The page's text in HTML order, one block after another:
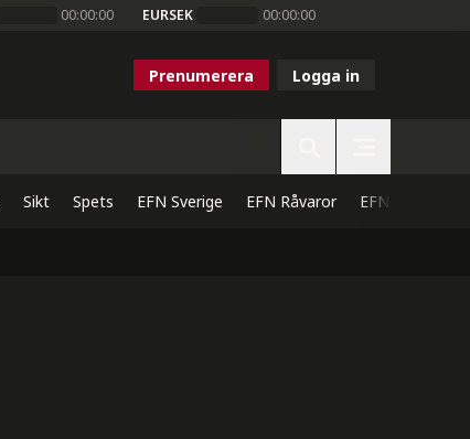
00:00:00 EURSEK 00:00:00
Prenumerera Logga in
Sikt Spets EFN Sverige EFN Råvaror EFN Direkt